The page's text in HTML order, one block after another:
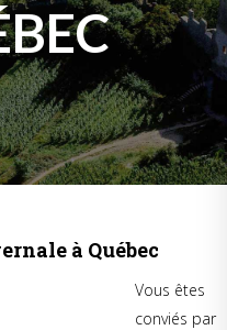
à Québec
Vous êtes
conviés par